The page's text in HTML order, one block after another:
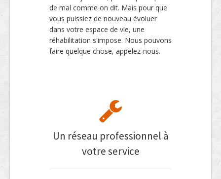
de mal comme on dit. Mais pour que
vous puissiez de nouveau évoluer
dans votre espace de vie, une
réhabilitation s'impose. Nous pouvons
faire quelque chose, appelez-nous.
Un réseau professionnel à
votre service